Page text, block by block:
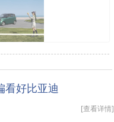
看好比亚迪
[查看详情]